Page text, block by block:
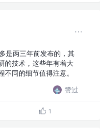
是两三年前发布的，其
的技术，这些年有着大
同的细节值得注意。
赞过
1